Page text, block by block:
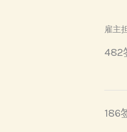
雇主
482
186